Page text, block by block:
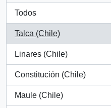
Todos
Talca (Chile)
, 19 resultados
Linares (Chile)
, 2 resultados
Constitución (Chile)
, 2 resultados
Maule (Chile)
, 1 resultados